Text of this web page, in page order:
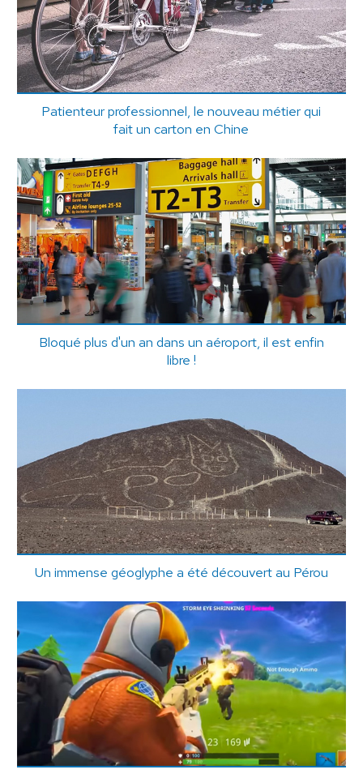
Patienteur professionnel, le nouveau métier qui
fait un carton en Chine
Bloqué plus d'un an dans un aéroport, il est enfin
libre !
Un immense géoglyphe a été découvert au Pérou